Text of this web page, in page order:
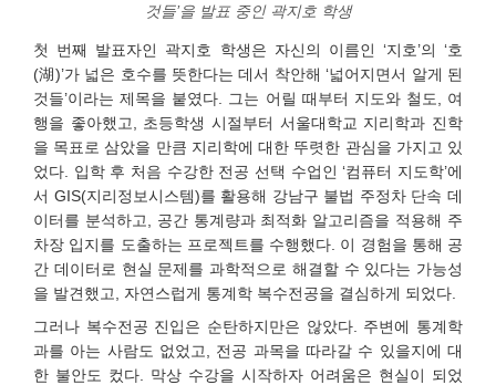
것들’을 발표 중인 곽지호 학생
첫 번째 발표자인 곽지호 학생은 자신의 이름인 ‘지호’의 ‘호
(湖)’가 넓은 호수를 뜻한다는 데서 착안해 ‘넓어지면서 알게 된
것들’이라는 제목을 붙였다. 그는 어릴 때부터 지도와 철도, 여
행을 좋아했고, 초등학생 시절부터 서울대학교 지리학과 진학
을 목표로 삼았을 만큼 지리학에 대한 뚜렷한 관심을 가지고 있
었다. 입학 후 처음 수강한 전공 선택 수업인 ‘컴퓨터 지도학’에
서 GIS(지리정보시스템)를 활용해 강남구 불법 주정차 단속 데
이터를 분석하고, 공간 통계량과 최적화 알고리즘을 적용해 주
차장 입지를 도출하는 프로젝트를 수행했다. 이 경험을 통해 공
간 데이터로 현실 문제를 과학적으로 해결할 수 있다는 가능성
을 발견했고, 자연스럽게 통계학 복수전공을 결심하게 되었다.
그러나 복수전공 진입은 순탄하지만은 않았다. 주변에 통계학
과를 아는 사람도 없었고, 전공 과목을 따라갈 수 있을지에 대
한 불안도 컸다. 막상 수강을 시작하자 어려움은 현실이 되었